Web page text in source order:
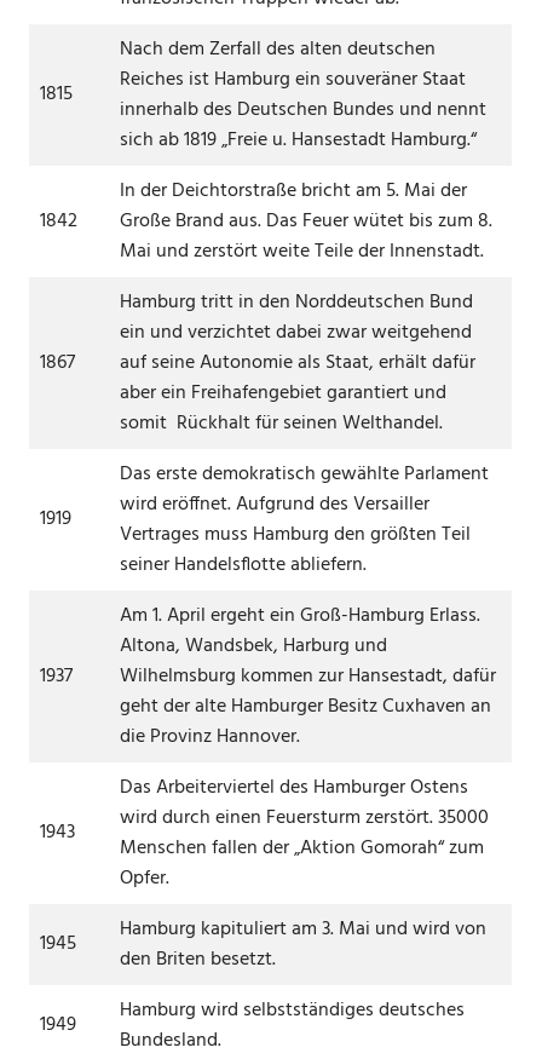
1815
Nach dem Zerfall des alten deutschen
Reiches ist Hamburg ein souveräner Staat
innerhalb des Deutschen Bundes und nennt
sich ab 1819 „Freie u. Hansestadt Hamburg.“
1842
In der Deichtorstraße bricht am 5. Mai der
Große Brand aus. Das Feuer wütet bis zum 8.
Mai und zerstört weite Teile der Innenstadt.
1867
Hamburg tritt in den Norddeutschen Bund
ein und verzichtet dabei zwar weitgehend
auf seine Autonomie als Staat, erhält dafür
aber ein Freihafengebiet garantiert und
somit Rückhalt für seinen Welthandel.
1919
Das erste demokratisch gewählte Parlament
wird eröffnet. Aufgrund des Versailler
Vertrages muss Hamburg den größten Teil
seiner Handelsflotte abliefern.
1937
Am 1. April ergeht ein Groß-Hamburg Erlass.
Altona, Wandsbek, Harburg und
Wilhelmsburg kommen zur Hansestadt, dafür
geht der alte Hamburger Besitz Cuxhaven an
die Provinz Hannover.
1943
Das Arbeiterviertel des Hamburger Ostens
wird durch einen Feuersturm zerstört. 35000
Menschen fallen der „Aktion Gomorah“ zum
Opfer.
1945
Hamburg kapituliert am 3. Mai und wird von
den Briten besetzt.
1949
Hamburg wird selbstständiges deutsches
Bundesland.